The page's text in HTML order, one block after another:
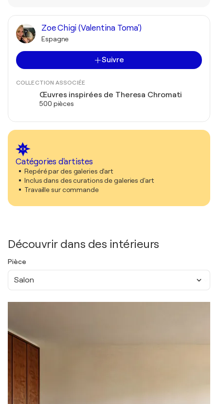
Zoe Chigi (Valentina Toma')
Espagne
Suivre
COLLECTION ASSOCIÉE
Œuvres inspirées de Theresa Chromati
500 pièces
Catégories d'artistes
Repéré par des galeries d'art
Inclus dans des curations de galeries d'art
Travaille sur commande
Découvrir dans des intérieurs
Pièce
Salon